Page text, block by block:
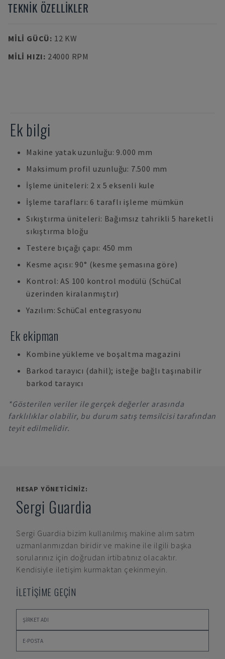
TEKNIK ÖZELLIKLER
MILI GÜCÜ: 12 KW
MILI HIZI: 24000 RPM
Ek bilgi
Makine yatak uzunluğu: 9.000 mm
Maksimum profil uzunluğu: 7.500 mm
İşleme üniteleri: 2 x 5 eksenli kule
İşleme tarafları: 6 taraflı işleme mümkün
Sıkıştırma üniteleri: Bağımsız tahrikli 5 hareketli
sıkıştırma bloğu
Testere bıçağı çapı: 450 mm
Kesme açısı: 90° (kesme şemasına göre)
Kontrol: AS 100 kontrol modülü (SchüCal
üzerinden kiralanmıştır)
Yazılım: SchüCal entegrasyonu
Ek ekipman
Kombine yükleme ve boşaltma magazini
Barkod tarayıcı (dahil); isteğe bağlı taşınabilir
barkod tarayıcı
*Gösterilen veriler ile gerçek değerler arasında
farklılıklar olabilir, bu durum satış temsilcisi tarafından
teyit edilmelidir.
HESAP YÖNETICINIZ:
Sergi Guardia
Sergi Guardia bizim kullanılmış makine alım satım
uzmanlarımızdan biridir ve makine ile ilgili başka
sorularınız için doğrudan irtibatınız olacaktır.
Kendisiyle iletişim kurmaktan çekinmeyin.
İLETİŞİME GEÇİN